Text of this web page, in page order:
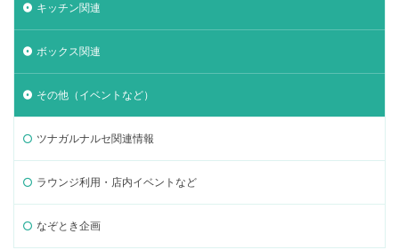
キッチン関連
ボックス関連
その他（イベントなど）
ツナガルナルセ関連情報
ラウンジ利用・店内イベントなど
なぞとき企画